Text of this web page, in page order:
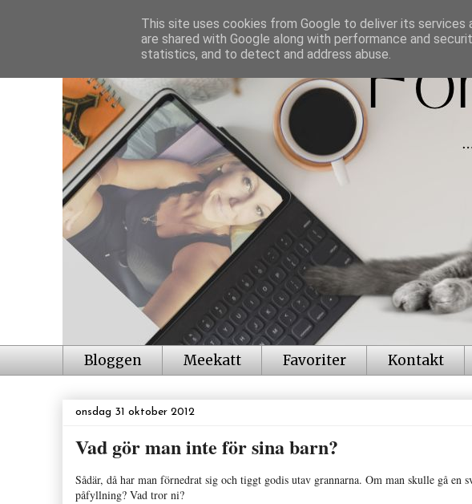
Bloggen Meekatt Favoriter Kontakt
onsdag 31 oktober 2012
Vad gör man inte för sina barn?
Sådär, då har man förnedrat sig och tiggt godis utav grannarna. Om man skulle gå
påfyllning? Vad tror ni?
This site uses cookies from Google to deliver its services
are shared with Google along with performance and
statistics, and to detect and address abuse.